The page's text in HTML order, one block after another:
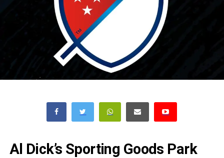
Al Dick’s Sporting Goods Park